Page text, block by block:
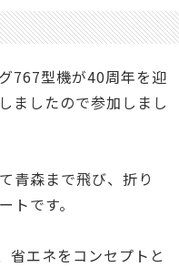
767型機が40周年を迎
ましたので参加しまし
青森まで飛び、折り
トです。
省エネをコンセプトと